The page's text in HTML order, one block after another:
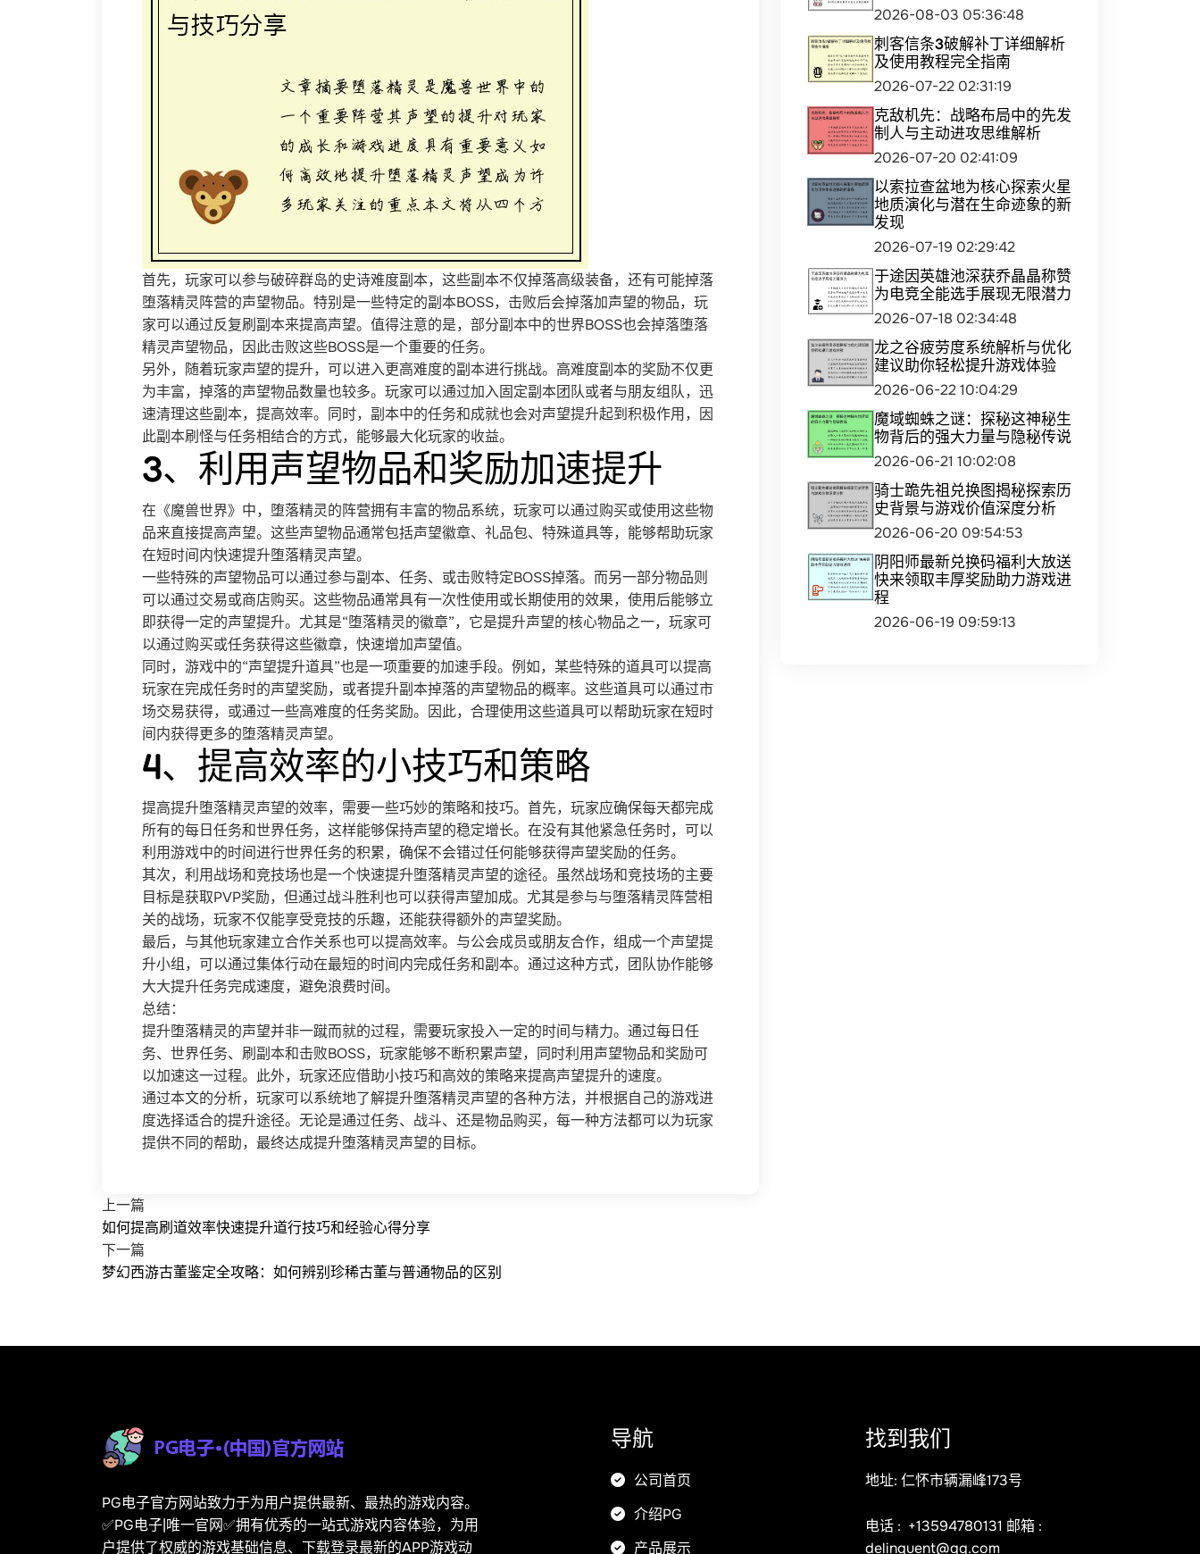
首先，玩家可以参与破碎群岛的史诗难度副本，这些副本不仅掉落高级装备，还有可能掉落
堕落精灵阵营的声望物品。特别是一些特定的副本BOSS，击败后会掉落加声望的物品，玩
家可以通过反复刷副本来提高声望。值得注意的是，部分副本中的世界BOSS也会掉落堕落
精灵声望物品，因此击败这些BOSS是一个重要的任务。
另外，随着玩家声望的提升，可以进入更高难度的副本进行挑战。高难度副本的奖励不仅更
为丰富，掉落的声望物品数量也较多。玩家可以通过加入固定副本团队或者与朋友组队，迅
速清理这些副本，提高效率。同时，副本中的任务和成就也会对声望提升起到积极作用，因
此副本刷怪与任务相结合的方式，能够最大化玩家的收益。
3、利用声望物品和奖励加速提升
在《魔兽世界》中，堕落精灵的阵营拥有丰富的物品系统，玩家可以通过购买或使用这些物
品来直接提高声望。这些声望物品通常包括声望徽章、礼品包、特殊道具等，能够帮助玩家
在短时间内快速提升堕落精灵声望。
一些特殊的声望物品可以通过参与副本、任务、或击败特定BOSS掉落。而另一部分物品则
可以通过交易或商店购买。这些物品通常具有一次性使用或长期使用的效果，使用后能够立
即获得一定的声望提升。尤其是“堕落精灵的徽章”，它是提升声望的核心物品之一，玩家可
以通过购买或任务获得这些徽章，快速增加声望值。
同时，游戏中的“声望提升道具”也是一项重要的加速手段。例如，某些特殊的道具可以提高
玩家在完成任务时的声望奖励，或者提升副本掉落的声望物品的概率。这些道具可以通过市
场交易获得，或通过一些高难度的任务奖励。因此，合理使用这些道具可以帮助玩家在短时
间内获得更多的堕落精灵声望。
4、提高效率的小技巧和策略
提高提升堕落精灵声望的效率，需要一些巧妙的策略和技巧。首先，玩家应确保每天都完成
所有的每日任务和世界任务，这样能够保持声望的稳定增长。在没有其他紧急任务时，可以
利用游戏中的时间进行世界任务的积累，确保不会错过任何能够获得声望奖励的任务。
其次，利用战场和竞技场也是一个快速提升堕落精灵声望的途径。虽然战场和竞技场的主要
目标是获取PVP奖励，但通过战斗胜利也可以获得声望加成。尤其是参与与堕落精灵阵营相
关的战场，玩家不仅能享受竞技的乐趣，还能获得额外的声望奖励。
最后，与其他玩家建立合作关系也可以提高效率。与公会成员或朋友合作，组成一个声望提
升小组，可以通过集体行动在最短的时间内完成任务和副本。通过这种方式，团队协作能够
大大提升任务完成速度，避免浪费时间。
总结：
提升堕落精灵的声望并非一蹴而就的过程，需要玩家投入一定的时间与精力。通过每日任
务、世界任务、刷副本和击败BOSS，玩家能够不断积累声望，同时利用声望物品和奖励可
以加速这一过程。此外，玩家还应借助小技巧和高效的策略来提高声望提升的速度。
通过本文的分析，玩家可以系统地了解提升堕落精灵声望的各种方法，并根据自己的游戏进
度选择适合的提升途径。无论是通过任务、战斗、还是物品购买，每一种方法都可以为玩家
提供不同的帮助，最终达成提升堕落精灵声望的目标。
上一篇
如何提高刷道效率快速提升道行技巧和经验心得分享
下一篇
梦幻西游古董鉴定全攻略：如何辨别珍稀古董与普通物品的区别
2026-08-03 05:36:48
刺客信条3破解补丁详细解析
及使用教程完全指南
2026-07-22 02:31:19
克敌机先：战略布局中的先发
制人与主动进攻思维解析
2026-07-20 02:41:09
以索拉查盆地为核心探索火星
地质演化与潜在生命迹象的新
发现
2026-07-19 02:29:42
于途因英雄池深获乔晶晶称赞
为电竞全能选手展现无限潜力
2026-07-18 02:34:48
龙之谷疲劳度系统解析与优化
建议助你轻松提升游戏体验
2026-06-22 10:04:29
魔域蜘蛛之谜：探秘这神秘生
物背后的强大力量与隐秘传说
2026-06-21 10:02:08
骑士跪先祖兑换图揭秘探索历
史背景与游戏价值深度分析
2026-06-20 09:54:53
阴阳师最新兑换码福利大放送
快来领取丰厚奖励助力游戏进
程
2026-06-19 09:59:13
PG电子官方网站致力于为用户提供最新、最热的游戏内容。
✅PG电子|唯一官网✅拥有优秀的一站式游戏内容体验，为用
户提供了权威的游戏基础信息、下载登录最新的APP游戏动
导航
公司首页
介绍PG
产品展示
找到我们
地址: 仁怀市辆漏峰173号
电话 : +13594780131 邮箱 :
delinquent@qq.com